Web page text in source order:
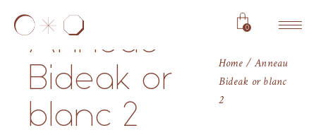
0
Anneau
Bideak or
blanc 2
Home
Anneau
Bideak or blanc
2